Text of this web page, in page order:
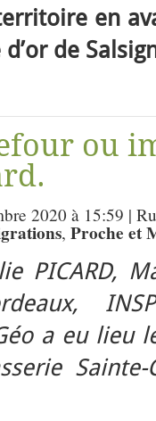
en
de
ou
2020 à 15:59 |
, Proche et
PICARD,
a eu lieu